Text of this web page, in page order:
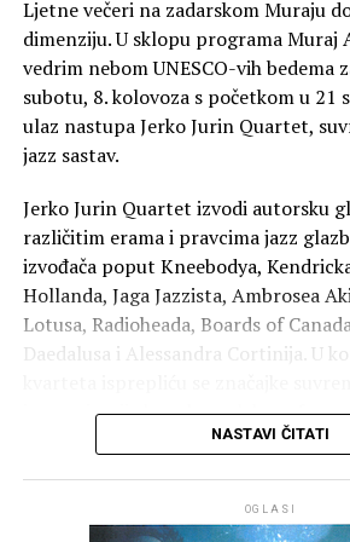
Zadarsku večer koja je na programu
kolovoza i tradicionalno
Monoplay, ispunit će dvije mlade
dugogodišnje članice Zadarskog
su svoje plesačko, koreografsko i
od dvije solo izvedbe, te prvi
Oltran i Patricije Gospić koji nastaje
dubljim razumijevanjem digitalne
Ljetne večeri na zadarskom Muraju
dimenziju. U sklopu programa Muraj
vedrim nebom UNESCO-vih bedema
subotu, 8. kolovoza s početkom u 21
ulaz nastupa Jerko Jurin Quartet,
jazz sastav.
Jerko Jurin Quartet izvodi autorsku
različitim erama i pravcima jazz
izvođača poput Kneebodya,
Hollanda, Jaga Jazzista, Ambrosea
Lotusa, Radioheada, Boards of
Daedalusa i Alessandra Cortinija. U
improvizacije kroz kompleksne forme
progresije, teksture suvremene
rocka. Kvartet je 2024. objavio kritički
Deceptive Simplicity za izdavačku
NASTAVI ČITATI
OGLASI